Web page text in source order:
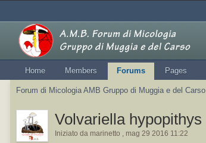
Home Members Forums Pages
Forum di Micologia AMB Gruppo di Muggia e del Carso
Volvariella hypopithys
Iniziato da marinetto , mag 29 2016 11:22